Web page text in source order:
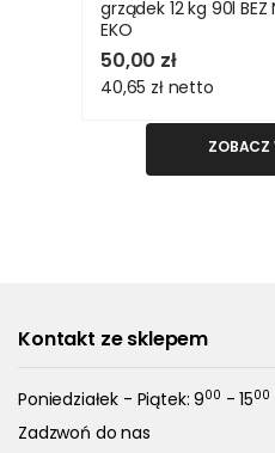
grządek 12 kg 90l BEZ
EKO
50,00 zł
40,65 zł netto
ZOBACZ
Kontakt ze sklepem
Poniedziałek - Piątek: 900 - 1500
Zadzwoń do nas